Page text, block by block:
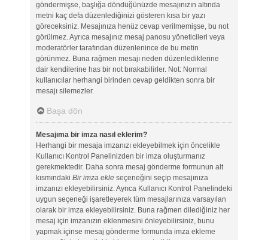
göndermişse, başlığa döndüğünüzde mesajınızın altında
metni kaç defa düzenlediğinizi gösteren kısa bir yazı
göreceksiniz. Mesajınıza henüz cevap verilmemişse, bu not
görülmez. Ayrıca mesajınız mesaj panosu yöneticileri veya
moderatörler tarafından düzenlenince de bu metin
görünmez. Buna rağmen mesajı neden düzenlediklerine
dair kendilerine has bir not bırakabilirler. Not: Normal
kullanıcılar herhangi birinden cevap geldikten sonra bir
mesajı silemezler.
Başa dön
Mesajıma bir imza nasıl eklerim?
Herhangi bir mesaja imzanızı ekleyebilmek için öncelikle
Kullanıcı Kontrol Panelinizden bir imza oluşturmanız
gerekmektedir. Daha sonra mesaj gönderme formunun alt
kısmındaki Bir imza ekleseçeneğini seçip mesajınıza
imzanızı ekleyebilirsiniz. Ayrıca Kullanıcı Kontrol Panelindeki
uygun seçeneği işaretleyerek tüm mesajlarınıza varsayılan
olarak bir imza ekleyebilirsiniz. Buna rağmen dilediğiniz her
mesaj için imzanızın eklenmesini önleyebilirsiniz, bunu
yapmak içinse mesaj gönderme formunda imza ekleme